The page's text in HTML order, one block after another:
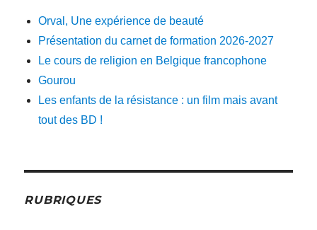
Orval, Une expérience de beauté
Présentation du carnet de formation 2026-2027
Le cours de religion en Belgique francophone
Gourou
Les enfants de la résistance : un film mais avant
tout des BD !
RUBRIQUES